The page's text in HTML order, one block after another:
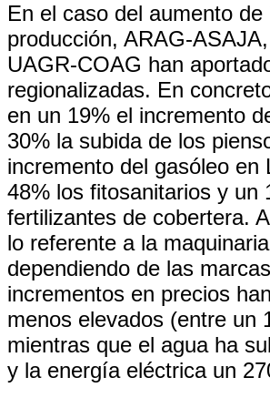
En el caso del aumento
producción, ARAG-
UAGR-COAG han
regionalizadas. En
en un 19% el incremento
30% la subida de los
incremento del gasóleo en
48% los fitosanitarios y un
fertilizantes de cobertera.
lo referente a la
dependiendo de las
incrementos en precios
menos elevados (entre un
mientras que el agua ha
y la energía eléctrica un